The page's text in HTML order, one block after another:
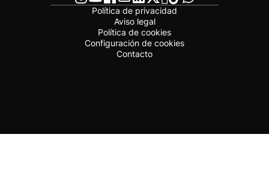
Política de privacidad
Aviso legal
Política de cookies
Configuración de cookies
Contacto